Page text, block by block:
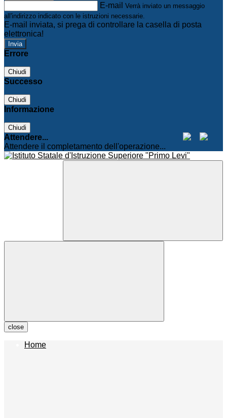
E-mail Verrà inviato un messaggio
all'indirizzo indicato con le istruzioni necessarie.
E-mail inviata, si prega di controllare la casella di posta
elettronica!
Errore
Chiudi
Successo
Chiudi
Informazione
Chiudi
Attendere...
Attendere il completamento dell'operazione...
close
Home